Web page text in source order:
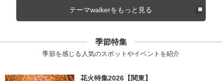
テーマwalkerをもっと見る
季節特集
季節を感じる人気のスポットやイベントを紹介
花火特集2026【関東】